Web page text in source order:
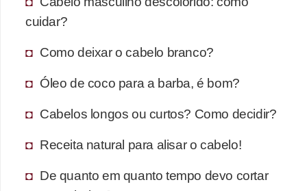
cuidar?
Como deixar o cabelo branco?
Óleo de coco para a barba, é bom?
Cabelos longos ou curtos? Como decidir?
Receita natural para alisar o cabelo!
De quanto em quanto tempo devo cortar